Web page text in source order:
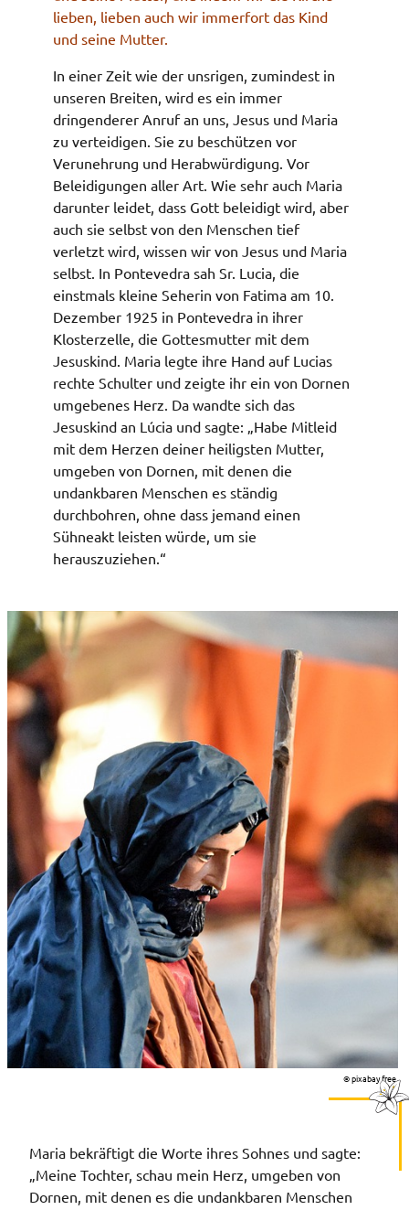
lieben, lieben auch wir immerfort das Kind
und seine Mutter.
In einer Zeit wie der unsrigen, zumindest in
unseren Breiten, wird es ein immer
dringenderer Anruf an uns, Jesus und Maria
zu verteidigen. Sie zu beschützen vor
Verunehrung und Herabwürdigung. Vor
Beleidigungen aller Art. Wie sehr auch Maria
darunter leidet, dass Gott beleidigt wird, aber
auch sie selbst von den Menschen tief
verletzt wird, wissen wir von Jesus und Maria
selbst. In Pontevedra sah Sr. Lucia, die
einstmals kleine Seherin von Fatima am 10.
Dezember 1925 in Pontevedra in ihrer
Klosterzelle, die Gottesmutter mit dem
Jesuskind. Maria legte ihre Hand auf Lucias
rechte Schulter und zeigte ihr ein von Dornen
umgebenes Herz. Da wandte sich das
Jesuskind an Lúcia und sagte: „Habe Mitleid
mit dem Herzen deiner heiligsten Mutter,
umgeben von Dornen, mit denen die
undankbaren Menschen es ständig
durchbohren, ohne dass jemand einen
Sühneakt leisten würde, um sie
herauszuziehen.“
© pixabay free
Maria bekräftigt die Worte ihres Sohnes und sagte:
„Meine Tochter, schau mein Herz, umgeben von
Dornen, mit denen es die undankbaren Menschen